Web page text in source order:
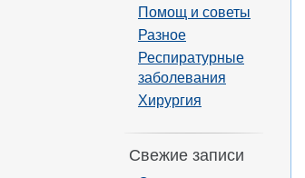
Помощ и советы
Разное
Респиратурные
заболевания
Хирургия
Свежие записи